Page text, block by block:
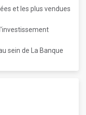
et les plus vendues
sein de La Banque